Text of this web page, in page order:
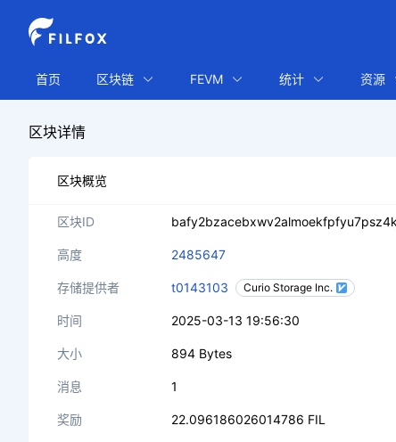
首页 区块链 FEVM 统计 资源
区块详情
区块概览
区块ID
高度 2485647
存储提供者 t0143103 Curio Storage Inc.
时间 2025-03-13 19:56:30
大小 894 Bytes
消息 1
奖励 22.096186026014786 FIL